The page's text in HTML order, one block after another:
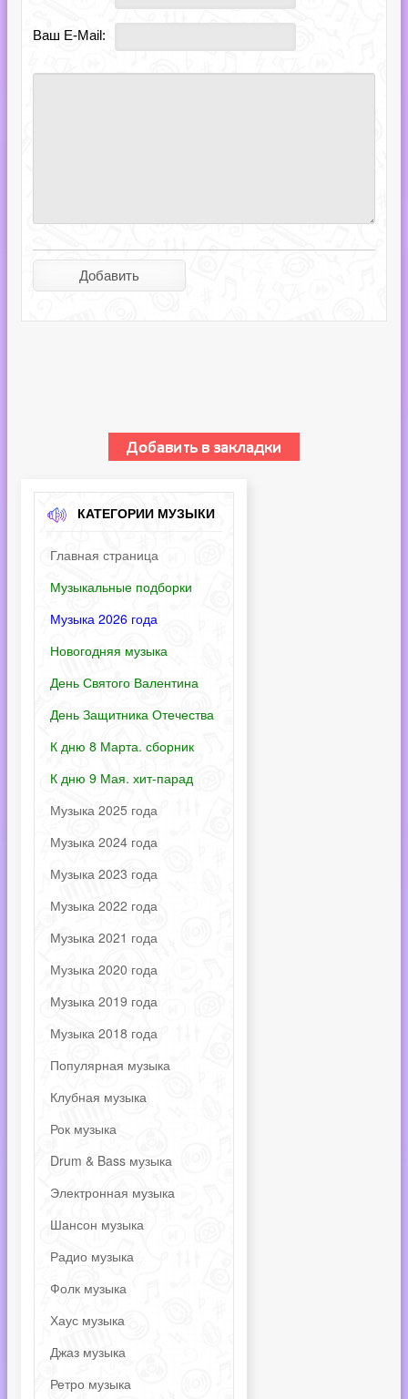
Ваш E-Mail:
КАТЕГОРИИ МУЗЫКИ
Главная страница
Музыкальные подборки
Музыка 2026 года
Новогодняя музыка
День Святого Валентина
День Защитника Отечества
К дню 8 Марта. сборник
К дню 9 Мая. хит-парад
Музыка 2025 года
Музыка 2024 года
Музыка 2023 года
Музыка 2022 года
Музыка 2021 года
Музыка 2020 года
Музыка 2019 года
Музыка 2018 года
Популярная музыка
Клубная музыка
Рок музыка
Drum & Bass музыка
Электронная музыка
Шансон музыка
Радио музыка
Фолк музыка
Хаус музыка
Джаз музыка
Ретро музыка